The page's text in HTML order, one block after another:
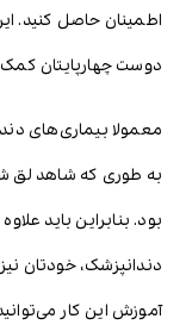
اطمینان حاصل کنید.
دوست چهارپایتان
به طوری که شاهد لق
بود. بنابراین باید
دندانپزشک، خودتان
آموزش این کار